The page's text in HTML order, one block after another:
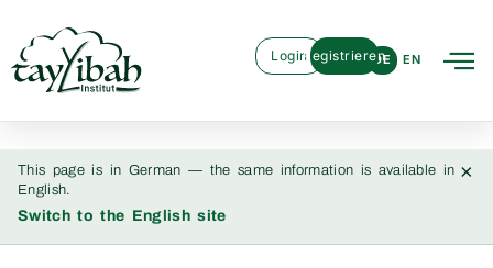
DE EN
LoginRegistrieren
This page is in German — the same information is available in
English.
Switch to the English site
×